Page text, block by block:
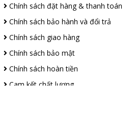
Chính sách đặt hàng & thanh toán
Chính sách bảo hành và đổi trả
Chính sách giao hàng
Chính sách bảo mật
Chính sách hoàn tiền
Cam kết chất lượng